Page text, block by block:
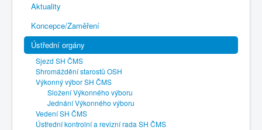
Plán činnosti 2026
Kalendář akcí
Výhody pro členy
Portál REDENOX
Aktuality
Koncepce/Zaměření
Ústřední orgány
Sjezd SH ČMS
Shromáždění starostů OSH
Výkonný výbor SH ČMS
Složení Výkonného výboru
Jednání Výkonného výboru
Vedení SH ČMS
Ústřední kontrolní a revizní rada SH ČMS